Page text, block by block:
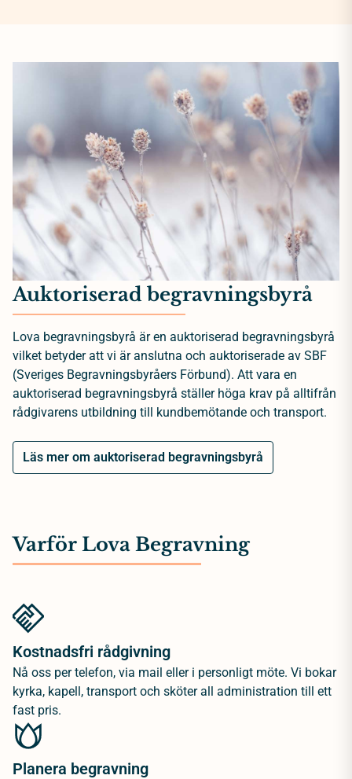
Auktoriserad begravningsbyrå
Lova begravningsbyrå är en auktoriserad begravningsbyrå
vilket betyder att vi är anslutna och auktoriserade av SBF
(Sveriges Begravningsbyråers Förbund). Att vara en
auktoriserad begravningsbyrå ställer höga krav på alltifrån
rådgivarens utbildning till kundbemötande och transport.
Läs mer om auktoriserad begravningsbyrå
Varför Lova Begravning
Kostnadsfri rådgivning
Nå oss per telefon, via mail eller i personligt möte. Vi bokar
kyrka, kapell, transport och sköter all administration till ett
fast pris.
Planera begravning